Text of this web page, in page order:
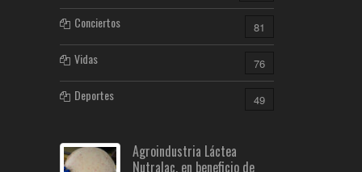
Conciertos 81
Vidas 76
Deportes 49
Agroindustria Láctea
Nutralac, en beneficio de